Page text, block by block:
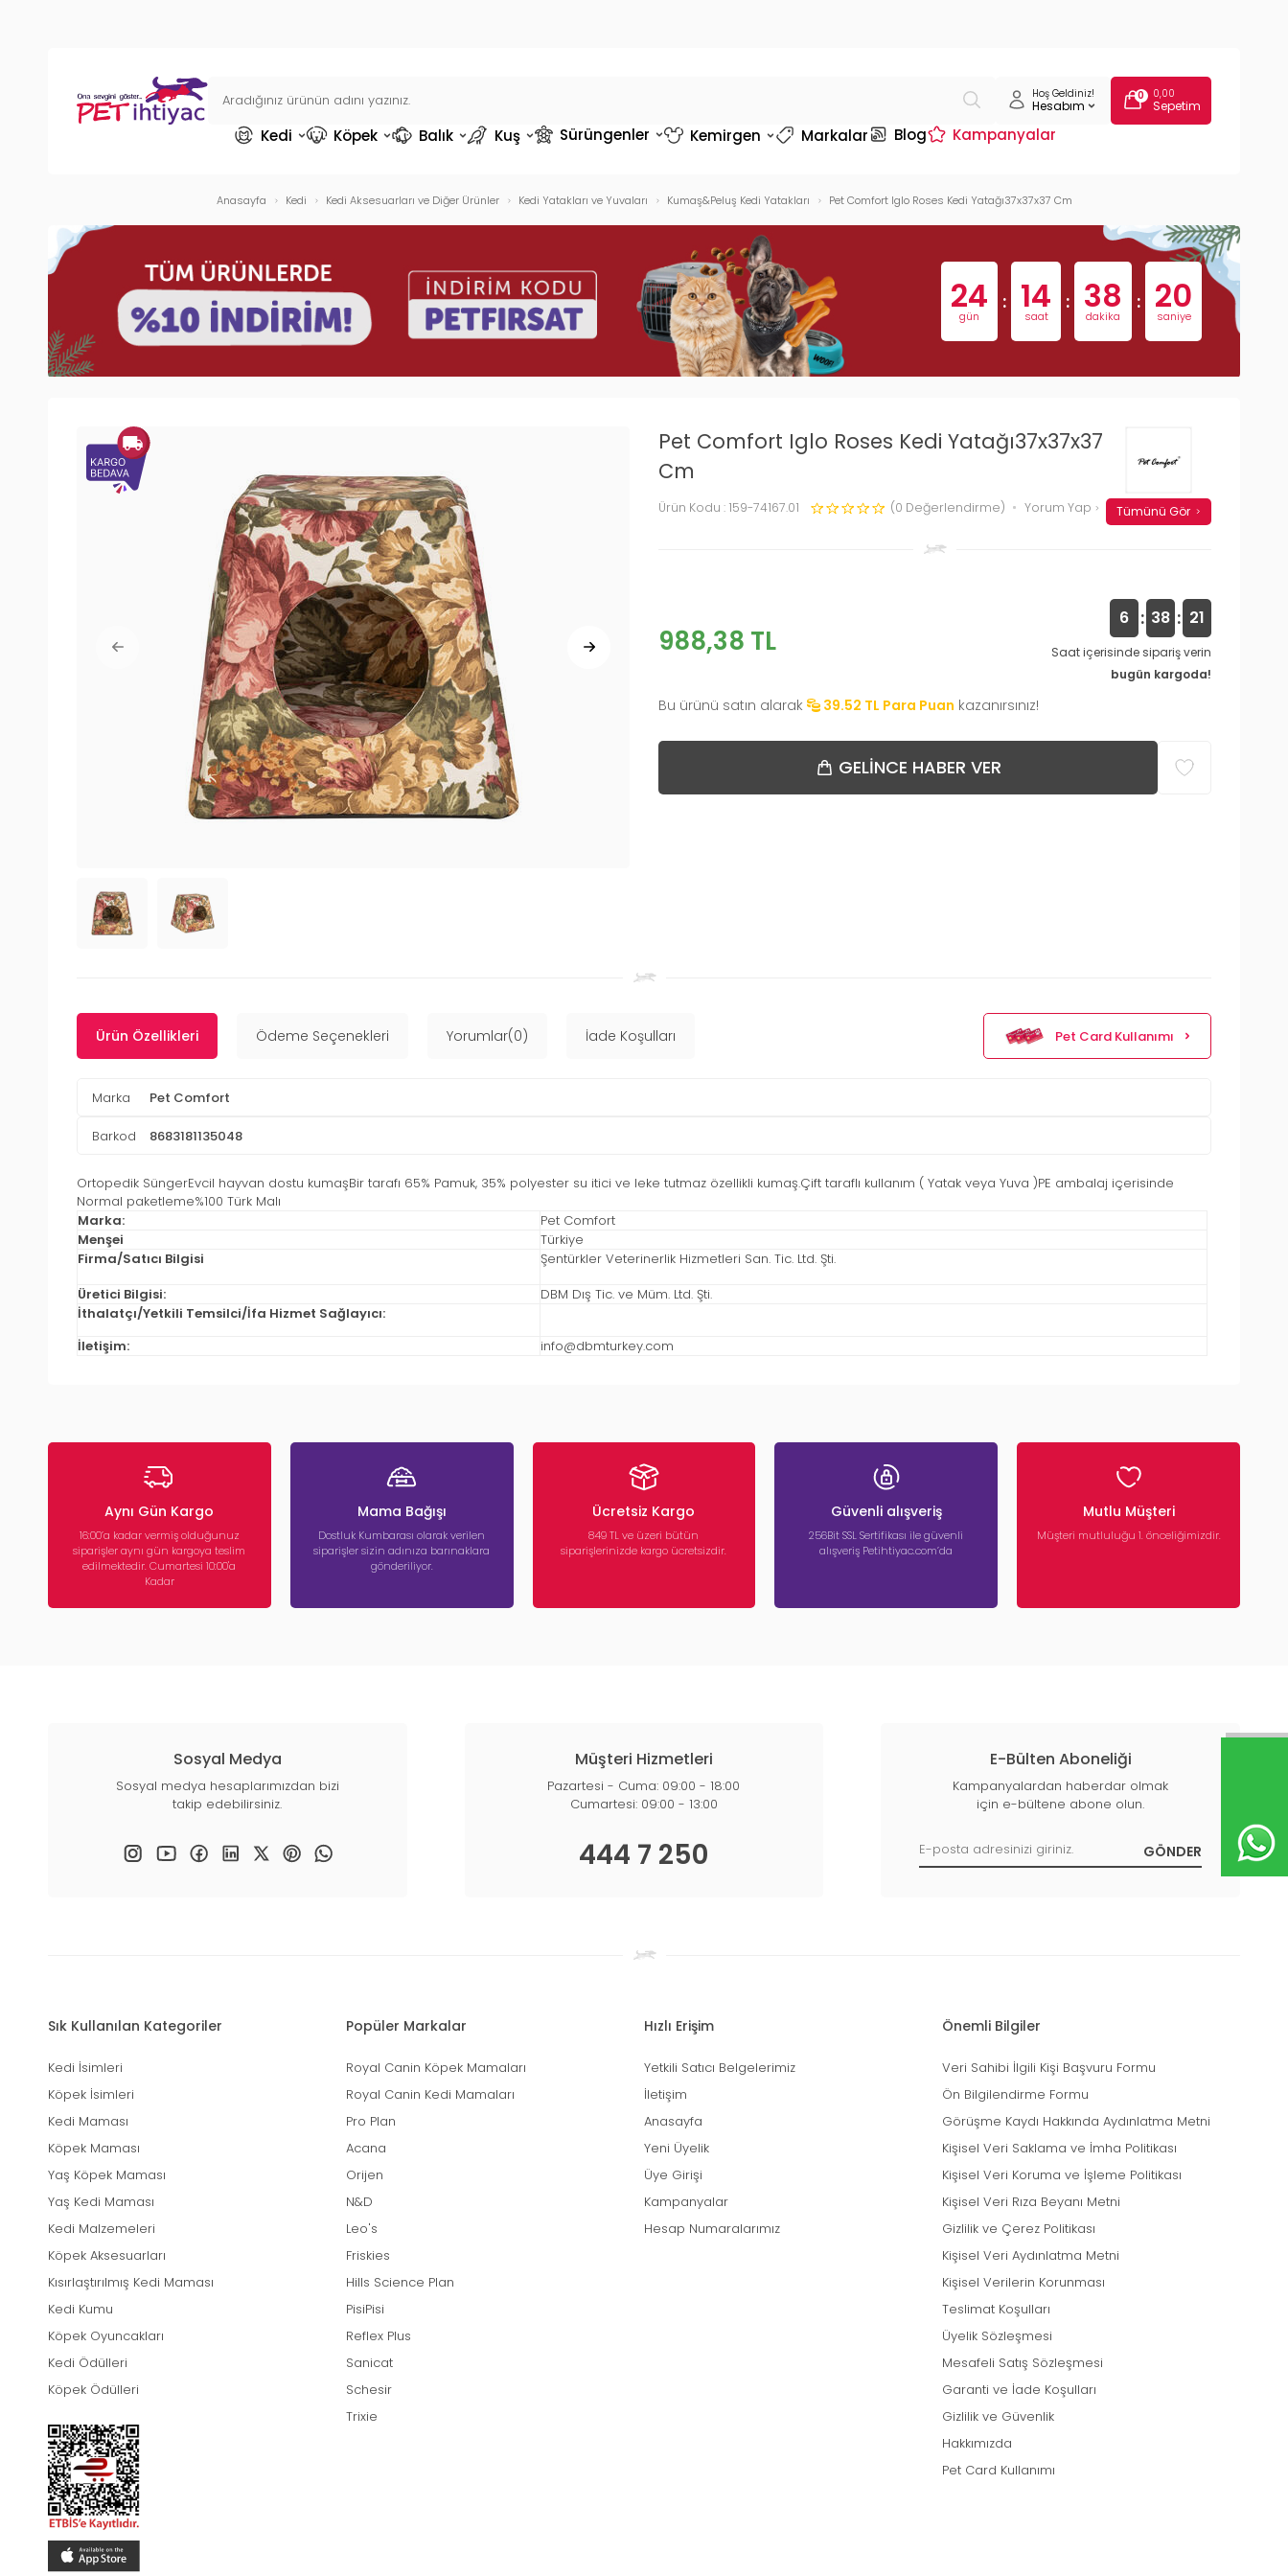
Hoş Geldiniz!
Hesabım
0 0,00
Sepetim
Kedi Köpek Balık Kuş Sürüngenler Kemirgen Markalar Blog Kampanyalar
Anasayfa Kedi Kedi Aksesuarları ve Diğer Ürünler Kedi Yatakları ve Yuvaları Kumaş&Peluş Kedi Yatakları Pet Comfort Iglo Roses Kedi Yatağı37x37x37 Cm
24
gün
: 14
saat
: 38
dakika
: 19
saniye
Pet Comfort Iglo Roses Kedi Yatağı37x37x37
Cm
Ürün Kodu : 159-74167.01 (0 Değerlendirme) Yorum Yap Tümünü Gör
988,38 TL
6 : 38 : 20
Saat içerisinde sipariş verin
bugün kargoda!
Bu ürünü satın alarak 39.52 TL Para Puan kazanırsınız!
GELINCE HABER VER
Ürün Özellikleri Ödeme Seçenekleri Yorumlar(0) İade Koşulları Pet Card Kullanımı
Marka Pet Comfort
Barkod 8683181135048
Ortopedik SüngerEvcil hayvan dostu kumaşBir tarafı 65% Pamuk, 35% polyester su itici ve leke tutmaz özellikli kumaş.Çift taraflı kullanım ( Yatak veya Yuva )PE ambalaj içerisinde
Normal paketleme%100 Türk Malı
Marka:
Pet Comfort
Menşei
Türkiye
Firma/Satıcı Bilgisi
Şentürkler Veterinerlik Hizmetleri San. Tic. Ltd. Şti.
Üretici Bilgisi:
DBM Dış Tic. ve Müm. Ltd. Şti.
İthalatçı/Yetkili Temsilci/İfa Hizmet Sağlayıcı:
İletişim:
info@dbmturkey.com
Aynı Gün Kargo
16:00’a kadar vermiş olduğunuz
siparişler aynı gün kargoya teslim
edilmektedir. Cumartesi 10:00'a
Kadar
Mama Bağışı
Dostluk Kumbarası olarak verilen
siparişler sizin adınıza barınaklara
gönderiliyor.
Ücretsiz Kargo
849 TL ve üzeri bütün
siparişlerinizde kargo ücretsizdir.
Güvenli alışveriş
256Bit SSL Sertifikası ile güvenli
alışveriş Petihtiyac.com’da
Mutlu Müşteri
Müşteri mutluluğu 1. önceliğimizdir.
Sosyal Medya
Sosyal medya hesaplarımızdan bizi
takip edebilirsiniz.
Müşteri Hizmetleri
Pazartesi - Cuma: 09:00 - 18:00
Cumartesi: 09:00 - 13:00
444 7 250
E-Bülten Aboneliği
Kampanyalardan haberdar olmak
için e-bültene abone olun.
Sık Kullanılan Kategoriler
Kedi İsimleri
Köpek İsimleri
Kedi Maması
Köpek Maması
Yaş Köpek Maması
Yaş Kedi Maması
Kedi Malzemeleri
Köpek Aksesuarları
Kısırlaştırılmış Kedi Maması
Kedi Kumu
Köpek Oyuncakları
Kedi Ödülleri
Köpek Ödülleri
Popüler Markalar
Royal Canin Köpek Mamaları
Royal Canin Kedi Mamaları
Pro Plan
Acana
Orijen
N&D
Leo's
Friskies
Hills Science Plan
PisiPisi
Reflex Plus
Sanicat
Schesir
Trixie
Hızlı Erişim
Yetkili Satıcı Belgelerimiz
İletişim
Anasayfa
Yeni Üyelik
Üye Girişi
Kampanyalar
Hesap Numaralarımız
Önemli Bilgiler
Veri Sahibi İlgili Kişi Başvuru Formu
Ön Bilgilendirme Formu
Görüşme Kaydı Hakkında Aydınlatma Metni
Kişisel Veri Saklama ve İmha Politikası
Kişisel Veri Koruma ve İşleme Politikası
Kişisel Veri Rıza Beyanı Metni
Gizlilik ve Çerez Politikası
Kişisel Veri Aydınlatma Metni
Kişisel Verilerin Korunması
Teslimat Koşulları
Üyelik Sözleşmesi
Mesafeli Satış Sözleşmesi
Garanti ve İade Koşulları
Gizlilik ve Güvenlik
Hakkımızda
Pet Card Kullanımı